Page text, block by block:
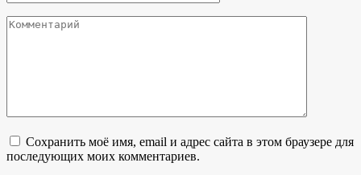
Комментарий
Сохранить моё имя, email и адрес сайта в этом браузере для
последующих моих комментариев.